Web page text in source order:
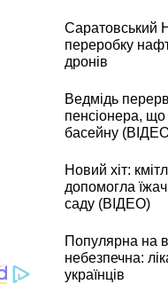
Саратовський
переробку
дронів
Ведмідь
пенсіонера, що
басейну
Новий хіт:
допомогла
саду (ВІДЕО)
Популярна на
небезпечна:
українців